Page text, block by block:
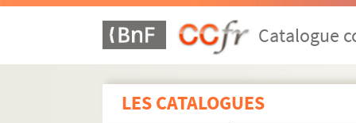
Catalogue
LES CATALOGUES